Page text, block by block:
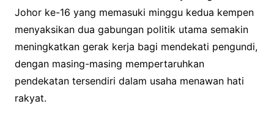
Johor ke-16 yang memasuki minggu kedua kempen
menyaksikan dua gabungan politik utama semakin
meningkatkan gerak kerja bagi mendekati pengundi,
dengan masing-masing mempertaruhkan
pendekatan tersendiri dalam usaha menawan hati
rakyat.